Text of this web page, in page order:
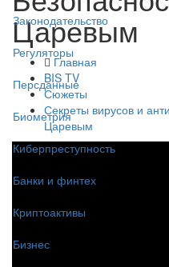
Законодательство
Регуляторы
Персданные
Биометрия
Киберпреступность
Банки и финтех
Криптоактивы
Бизнес
Царевым
Главная
BIS TV
Сюжеты
Секреты вирусов и
Царевым